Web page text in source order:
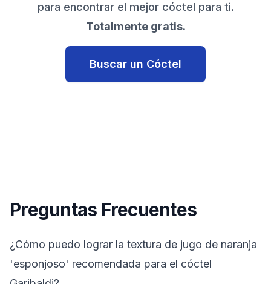
para encontrar el mejor cóctel para ti.
Totalmente gratis.
Buscar un Cóctel
Preguntas Frecuentes
¿Cómo puedo lograr la textura de jugo de naranja
'esponjoso' recomendada para el cóctel